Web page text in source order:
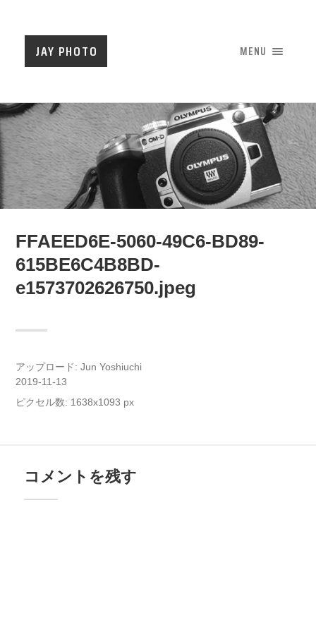
JAY PHOTO MENU
FFAEED6E-5060-49C6-BD89-
615BE6C4B8BD-
e1573702626750.jpeg
アップロード:Jun Yoshiuchi
2019-11-13
ピクセル数: 1638x1093 px
コメントを残す